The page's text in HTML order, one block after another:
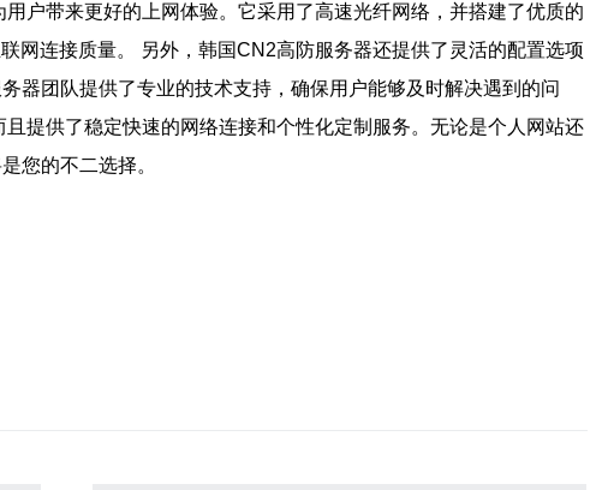
户带来更好的上网体验。它采用了高速光纤网络，并搭建了优质的
网连接质量。 另外，韩国CN2高防服务器还提供了灵活的配置选项
器团队提供了专业的技术支持，确保用户能够及时解决遇到的问
提供了稳定快速的网络连接和个性化定制服务。无论是个人网站还
您的不二选择。